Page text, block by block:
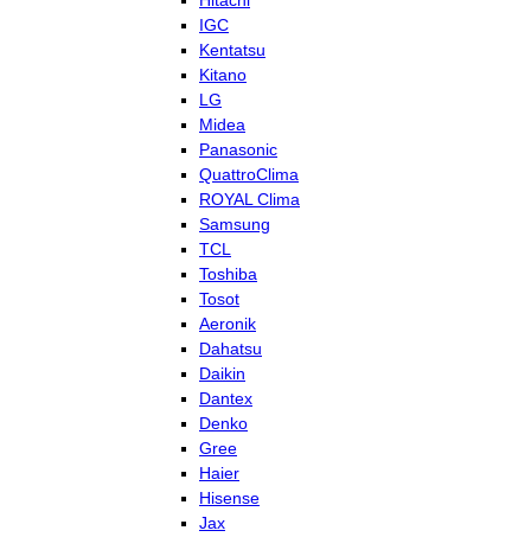
IGC
Kentatsu
Kitano
LG
Midea
Panasonic
QuattroClima
ROYAL Clima
Samsung
TCL
Toshiba
Tosot
Aeronik
Dahatsu
Daikin
Dantex
Denko
Gree
Haier
Hisense
Jax